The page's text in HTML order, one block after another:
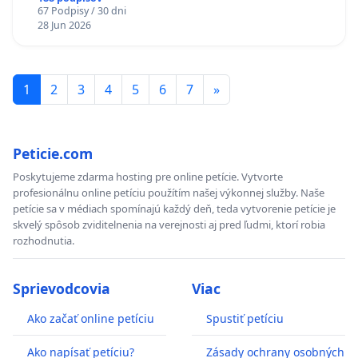
Policajného zboru SR
67 Podpisy / 30 dni
28 Jun 2026
1 2 3 4 5 6 7 »
Peticie.com
Poskytujeme zdarma hosting pre online petície. Vytvorte
profesionálnu online petíciu použítím našej výkonnej služby. Naše
petície sa v médiach spomínajú každý deň, teda vytvorenie petície je
skvelý spôsob zviditelnenia na verejnosti aj pred ľudmi, ktorí robia
rozhodnutia.
Sprievodcovia
Ako začať online petíciu
Ako napísať petíciu?
Viac
Spustiť petíciu
Zásady ochrany osobných